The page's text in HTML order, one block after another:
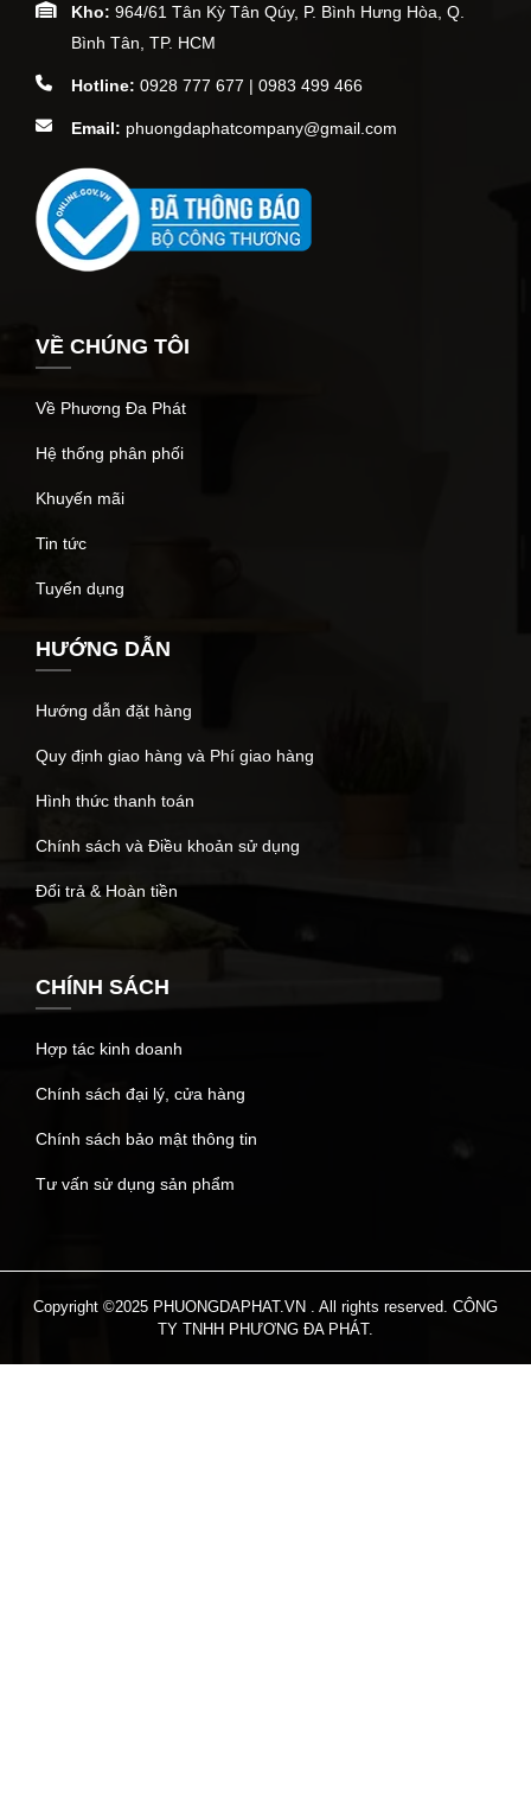
Kho: 964/61 Tân Kỳ Tân Qúy, P. Bình Hưng Hòa, Q.
Bình Tân, TP. HCM
Hotline: 0928 777 677 | 0983 499 466
Email: phuongdaphatcompany@gmail.com
VỀ CHÚNG TÔI
Về Phương Đa Phát
Hệ thống phân phối
Khuyến mãi
Tin tức
Tuyển dụng
HƯỚNG DẪN
Hướng dẫn đặt hàng
Quy định giao hàng và Phí giao hàng
Hình thức thanh toán
Chính sách và Điều khoản sử dụng
Đổi trả & Hoàn tiền
CHÍNH SÁCH
Hợp tác kinh doanh
Chính sách đại lý, cửa hàng
Chính sách bảo mật thông tin
Tư vấn sử dụng sản phẩm
Copyright ©2025 PHUONGDAPHAT.VN . All rights reserved. CÔNG
TY TNHH PHƯƠNG ĐA PHÁT.